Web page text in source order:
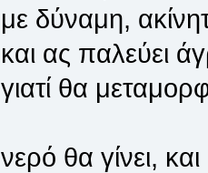
με δύναμη,
και ας παλεύει
γιατί θα
νερό θα γίνει,